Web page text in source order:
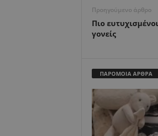
Προηγούμενο άρθρο
Πιο
γονείς
ΠΑΡΟΜΟΙΑ ΑΡΘΡΑ